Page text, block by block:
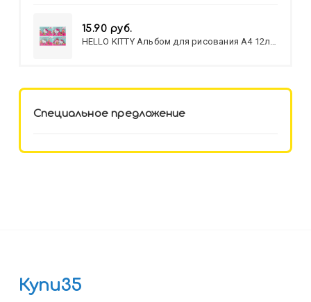
15.90 руб.
HELLO KITTY Альбом для рисования А4 12л.
Специальное предложение
Купи35